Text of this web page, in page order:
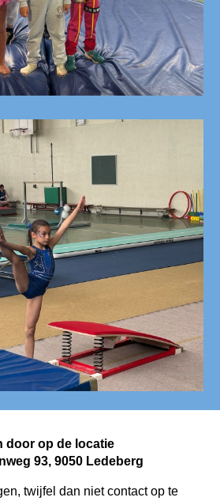
door op de locatie
93, 9050 Ledeberg
twijfel dan niet contact op te